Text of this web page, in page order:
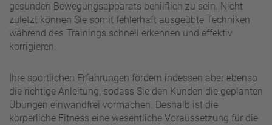
gesunden Bewegungsapparats behilflich zu sein. Nicht
zuletzt können Sie somit fehlerhaft ausgeübte Techniken
während des Trainings schnell erkennen und effektiv
korrigieren.
Ihre sportlichen Erfahrungen fördern indessen aber ebenso
die richtige Anleitung, sodass Sie den Kunden die geplanten
Übungen einwandfrei vormachen. Deshalb ist die
körperliche Fitness eine wesentliche Voraussetzung für die